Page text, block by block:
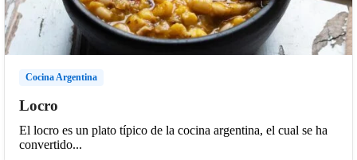
Cocina Argentina
Locro
El locro es un plato típico de la cocina argentina, el cual se ha
convertido...